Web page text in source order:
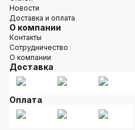
Новости
Доставка и оплата
О компании
Контакты
Сотрудничество
О компании
Доставка
Оплата